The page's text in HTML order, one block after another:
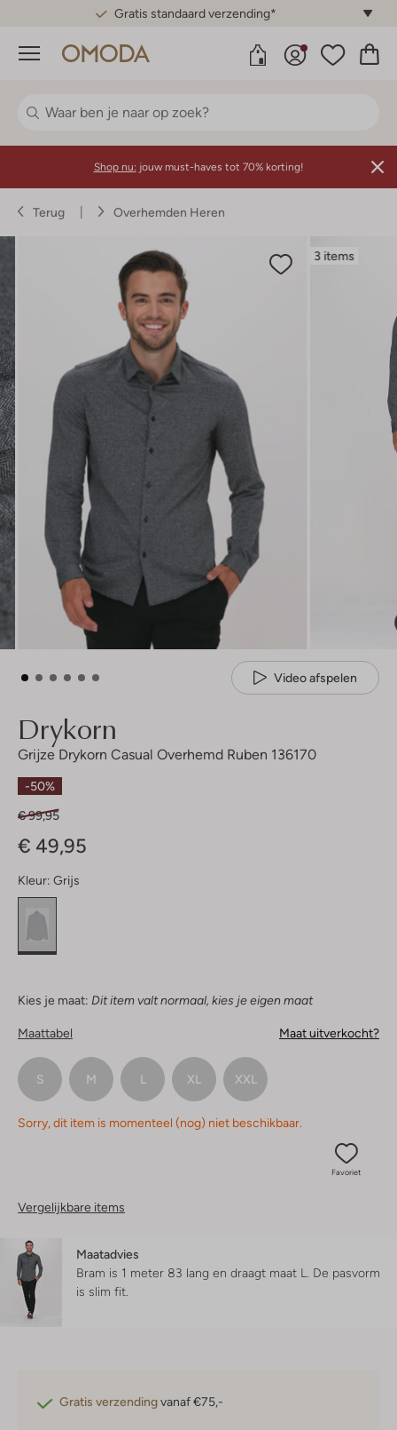
Gratis standaard verzending*
Menu
Shop nu: jouw must-haves tot 70% korting!
Terug Overhemden Heren
3 items
Video afspelen
Drykorn
Grijze Drykorn Casual Overhemd Ruben 136170
-50%
€ 99,95
€ 49,95
Kleur: Grijs
Kies je maat: Dit item valt normaal, kies je eigen maat
Maattabel Maat uitverkocht?
S M L XL XXL
Sorry, dit item is momenteel (nog) niet beschikbaar.
Favoriet
Vergelijkbare items
Maatadvies
Bram is 1 meter 83 lang en draagt maat L. De pasvorm
is slim fit
Gratis verzendingvanaf €75,-